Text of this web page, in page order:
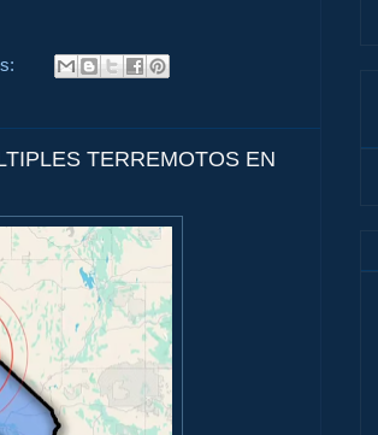
TERREMOTOS EN